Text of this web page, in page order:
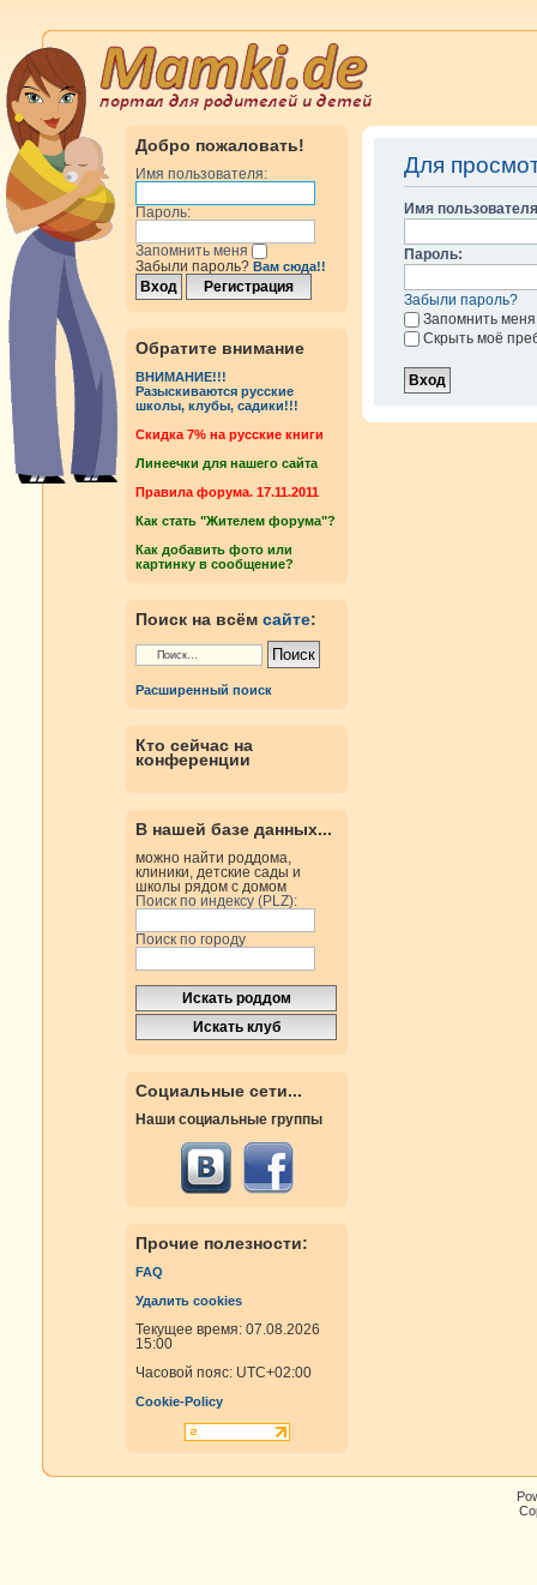
Добро пожаловать!
Имя пользователя:
Пароль:
Запомнить меня
Забыли пароль? Вам сюда!!
Обратите внимание
ВНИМАНИЕ!!!
Разыскиваются русские
школы, клубы, садики!!!
Cкидка 7% на русские книги
Линеечки для нашего сайта
Правила форума. 17.11.2011
Как стать "Жителем форума"?
Как добавить фото или
картинку в сообщение?
Поиск на всём сайте:
Расширенный поиск
Кто сейчас на
конференции
В нашей базе данных...
можно найти роддома,
клиники, детские сады и
школы рядом с домом
Поиск по индексу (PLZ):
Поиск по городу
Социальные сети...
Наши социальные группы
Прочие полезности:
FAQ
Удалить cookies
Текущее время: 07.08.2026
15:00
Часовой пояс: UTC+02:00
Cookie-Policy
Для
Имя
Пароль:
Забыли пароль?
Запомнить меня
Скрыть моё